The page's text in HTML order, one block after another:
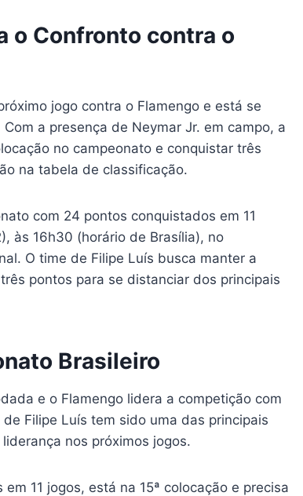
o Confronto contra o
jogo contra o Flamengo e está se
a presença de Neymar Jr. em campo, a
no campeonato e conquistar três
na tabela de classificação.
com 24 pontos conquistados em 11
às 16h30 (horário de Brasília), no
O time de Filipe Luís busca manter a
pontos para se distanciar dos principais
Brasileiro
e o Flamengo lidera a competição com
Filipe Luís tem sido uma das principais
nos próximos jogos.
11 jogos, está na 15ª colocação e precisa